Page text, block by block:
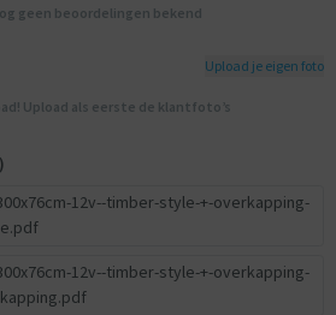
geen beoordelingen bekend
Upload je eigen foto
Upload als eerste de klantfoto’s
12v--timber-style-+-overkapping-
12v--timber-style-+-overkapping-